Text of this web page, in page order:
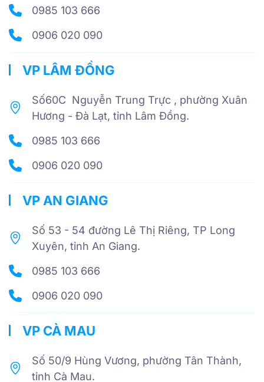
0985 103 666
0906 020 090
VP LÂM ĐỒNG
Số60C Nguyễn Trung Trực , phường Xuân
Hương - Đà Lạt, tỉnh Lâm Đồng.
0985 103 666
0906 020 090
VP AN GIANG
Số 53 - 54 đường Lê Thị Riêng, TP Long
Xuyên, tỉnh An Giang.
0985 103 666
0906 020 090
VP CÀ MAU
Số 50/9 Hùng Vương, phường Tân Thành,
tỉnh Cà Mau.